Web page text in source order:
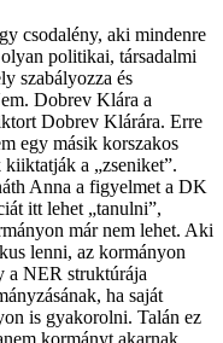
csodalény, aki mindenre
politikai, társadalmi
szabályozza és
Dobrev Klára a
Dobrev Klárára. Erre
egy másik korszakos
a „zseniket”.
Anna a figyelmet a DK
itt lehet „tanulni”,
már nem lehet. Aki
lenni, az kormányon
a NER struktúrája
ha saját
is gyakorolni. Talán ez
kormányt akarnak